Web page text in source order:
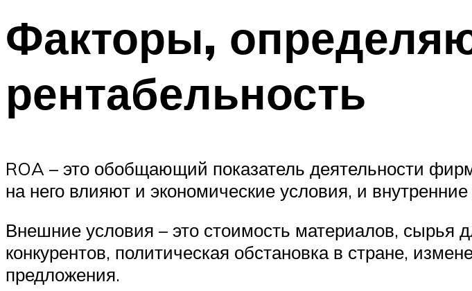
Факторы,
рентабельность
ROA – это обобщающий показатель деятельности
на него влияют и экономические условия, и
Внешние условия – это стоимость материалов, сырья
конкурентов, политическая обстановка в стране,
предложения.